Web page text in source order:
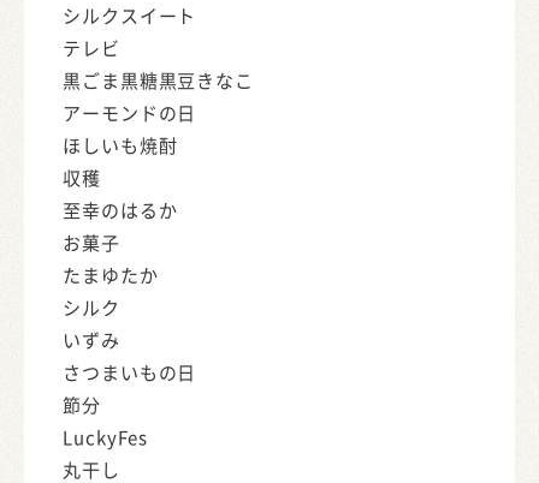
シルクスイート
テレビ
黒ごま黒糖黒豆きなこ
アーモンドの日
ほしいも焼酎
収穫
至幸のはるか
お菓子
たまゆたか
シルク
いずみ
さつまいもの日
節分
LuckyFes
丸干し